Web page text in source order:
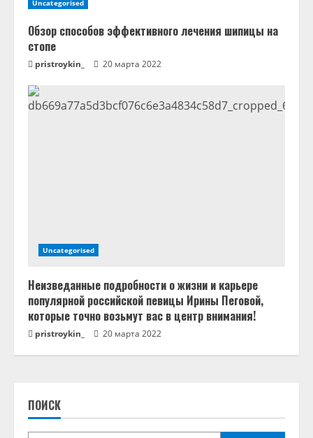
Uncategorised
Обзор способов эффективного лечения шипицы на
стопе
pristroykin_ 20 марта 2022
Uncategorised
Неизведанные подробности о жизни и карьере
популярной российской певицы Ирины Пеговой,
которые точно возьмут вас в центр внимания!
pristroykin_ 20 марта 2022
ПОИСК